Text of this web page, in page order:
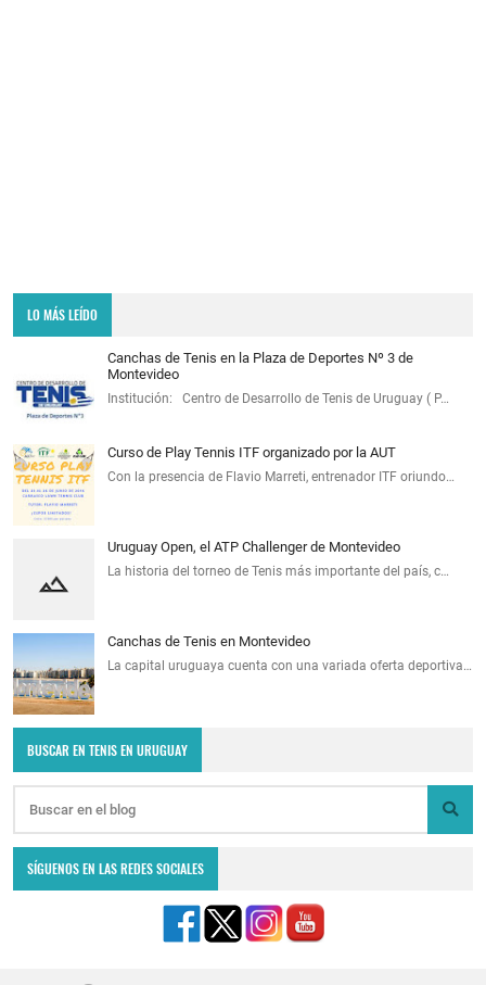
LO MÁS LEÍDO
Canchas de Tenis en la Plaza de Deportes Nº 3 de
Montevideo
Institución: Centro de Desarrollo de Tenis de Uruguay ( P…
Curso de Play Tennis ITF organizado por la AUT
Con la presencia de Flavio Marreti, entrenador ITF oriundo…
Uruguay Open, el ATP Challenger de Montevideo
La historia del torneo de Tenis más importante del país, c…
Canchas de Tenis en Montevideo
La capital uruguaya cuenta con una variada oferta deportiva…
BUSCAR EN TENIS EN URUGUAY
SÍGUENOS EN LAS REDES SOCIALES